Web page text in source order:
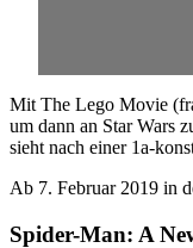
Mit The Lego Movie
um dann an Star Wars
sieht nach einer 1a-
Ab 7. Februar 2019 in
Spider-Man: A